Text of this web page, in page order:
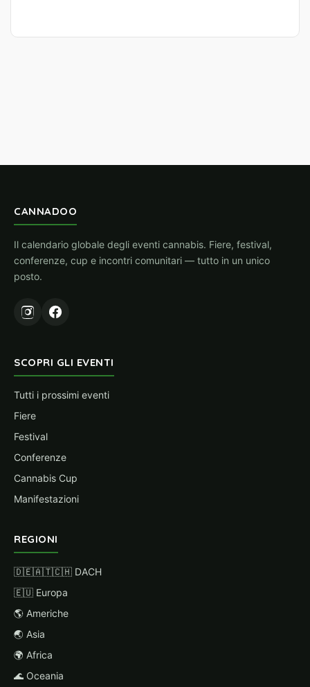
CANNADOO
Il calendario globale degli eventi cannabis. Fiere, festival,
conferenze, cup e incontri comunitari — tutto in un unico
posto.
SCOPRI GLI EVENTI
Tutti i prossimi eventi
Fiere
Festival
Conferenze
Cannabis Cup
Manifestazioni
REGIONI
🇩🇪🇦🇹🇨🇭 DACH
🇪🇺 Europa
🌎 Americhe
🌏 Asia
🌍 Africa
🌊 Oceania